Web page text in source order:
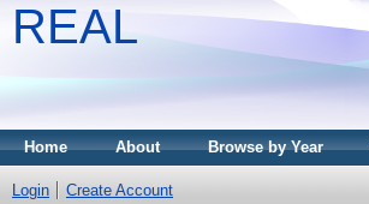
REAL
Home About Browse by Year
Login Create Account